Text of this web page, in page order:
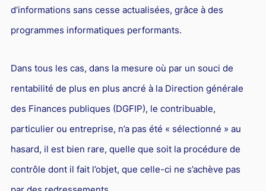
d’informations sans cesse actualisées, grâce à des
programmes informatiques performants.
Dans tous les cas, dans la mesure où par un souci de
rentabilité de plus en plus ancré à la Direction générale
des Finances publiques (DGFIP), le contribuable,
particulier ou entreprise, n’a pas été « sélectionné » au
hasard, il est bien rare, quelle que soit la procédure de
contrôle dont il fait l’objet, que celle-ci ne s’achève pas